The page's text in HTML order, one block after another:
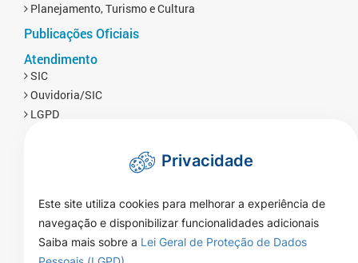
Planejamento, Turismo e Cultura
Publicações Oficiais
Atendimento
SIC
Ouvidoria/SIC
LGPD
Privacidade
Este site utiliza cookies para melhorar a experiência de
navegação e disponibilizar funcionalidades adicionais
Saiba mais sobre a Lei Geral de Proteção de Dados